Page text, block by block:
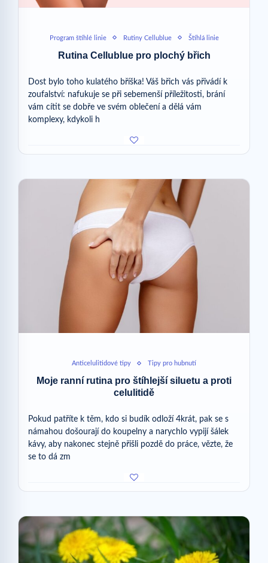
Program štíhlé linie Rutiny Cellublue Štíhlá linie
Rutina Cellublue pro plochý břich
Dost bylo toho kulatého bříška! Váš břich vás přivádí k
zoufalství: nafukuje se při sebemenší příležitosti, brání
vám cítit se dobře ve svém oblečení a dělá vám
komplexy, kdykoli h
Anticelulitidové tipy Tipy pro hubnutí
Moje ranní rutina pro štíhlejší siluetu a proti
celulitidě
Pokud patříte k těm, kdo si budík odloží 4krát, pak se s
námahou došourají do koupelny a narychlo vypijí šálek
kávy, aby nakonec stejně přišli pozdě do práce, vězte, že
se to dá zm